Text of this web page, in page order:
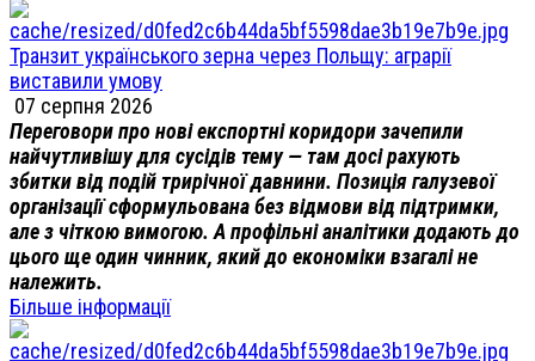
Транзит українського зерна через Польщу: аграрії
виставили умову
07 серпня 2026
Переговори про нові експортні коридори зачепили
найчутливішу для сусідів тему — там досі рахують
збитки від подій трирічної давнини. Позиція галузевої
організації сформульована без відмови від підтримки,
але з чіткою вимогою. А профільні аналітики додають до
цього ще один чинник, який до економіки взагалі не
належить.
Більше інформації